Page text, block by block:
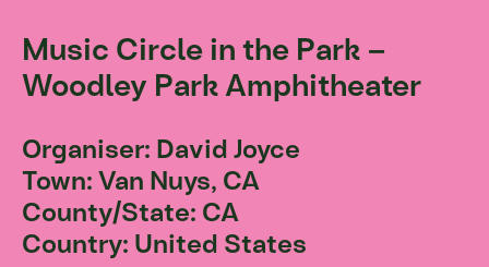
Music Circle in the Park –
Woodley Park Amphitheater
Organiser: David Joyce
Town: Van Nuys, CA
County/State: CA
Country: United States